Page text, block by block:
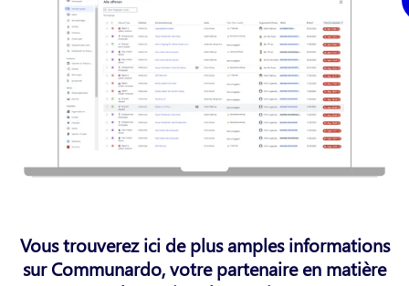
Vous trouverez ici de plus amples informations
sur Communardo, votre partenaire en matière